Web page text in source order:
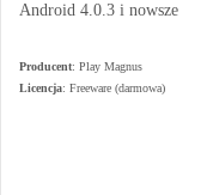
Android 4.0.3 i nowsze
Producent: Play Magnus
Licencja: Freeware (darmowa)